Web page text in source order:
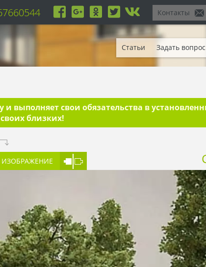
Контакты
Статьи Задать вопрос
свои обязательства в
близких!
ИЗОБРАЖЕНИЕ